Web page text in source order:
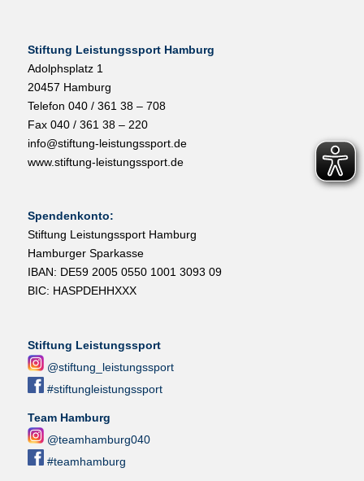
Stiftung Leistungssport Hamburg
Adolphsplatz 1
20457 Hamburg
Telefon 040 / 361 38 – 708
Fax 040 / 361 38 – 220
info@stiftung-leistungssport.de
www.stiftung-leistungssport.de
Spendenkonto:
Stiftung Leistungssport Hamburg
Hamburger Sparkasse
IBAN: DE59 2005 0550 1001 3093 09
BIC: HASPDEHHXXX
Stiftung Leistungssport
@stiftung_leistungssport
#stiftungleistungssport
Team Hamburg
@teamhamburg040
#teamhamburg